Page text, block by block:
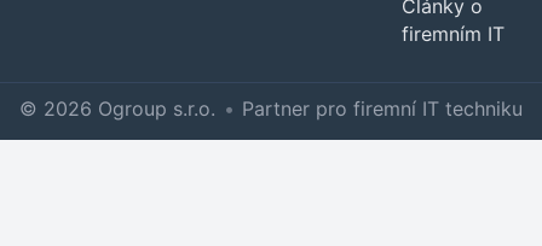
Články o
firemním IT
© 2026 Ogroup s.r.o. • Partner pro firemní IT techniku